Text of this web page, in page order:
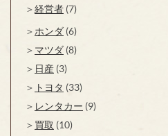
経営者 (7)
ホンダ (6)
マツダ (8)
日産 (3)
トヨタ (33)
レンタカー (9)
買取 (10)